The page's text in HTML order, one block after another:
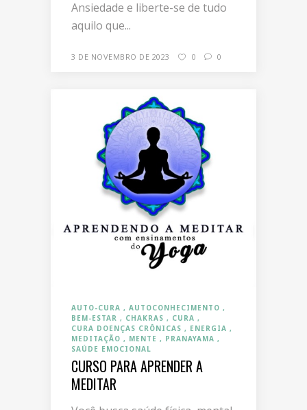
Ansiedade e liberte-se de tudo
aquilo que...
3 DE NOVEMBRO DE 2023 0 0
AUTO-CURA
AUTOCONHECIMENTO
BEM-ESTAR
CHAKRAS
CURA
CURA DOENÇAS CRÔNICAS
ENERGIA
MEDITAÇÃO
MENTE
PRANAYAMA
SAÚDE EMOCIONAL
CURSO PARA APRENDER A
MEDITAR